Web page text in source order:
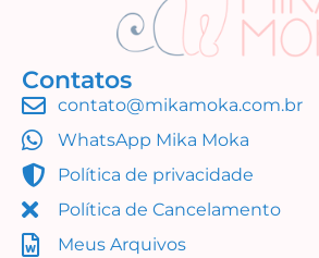
R$16,99
Adicionar ao carrinho
Contatos
contato@mikamoka.com.br
WhatsApp Mika Moka
Política de privacidade
Política de Cancelamento
Meus Arquivos